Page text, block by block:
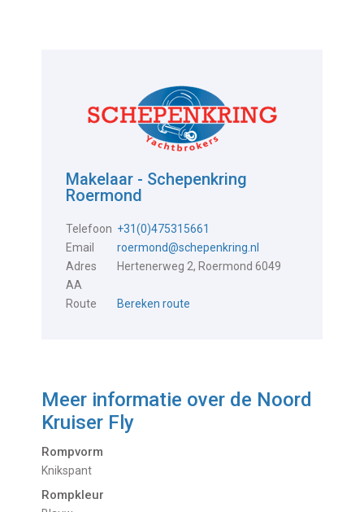
Makelaar - Schepenkring
Roermond
Telefoon +31(0)475315661
Email
roermond@schepenkring.nl
Adres
Hertenerweg 2, Roermond 6049
AA
Route
Bereken route
Meer informatie over de Noord
Kruiser Fly
Rompvorm
Knikspant
Rompkleur